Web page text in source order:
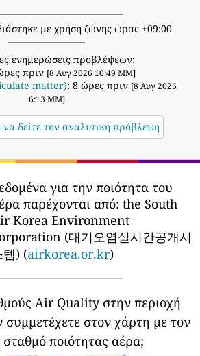
με χρήση ζώνης ώρας +09:00
ενημερώσεις προβλέψεων:
πριν [8 Αυγ 2026 10:49 ΜΜ]
matter): 8 ώρες πριν [8 Αυγ 2026
6:13 ΜΜ]
να δείτε την αναλυτική πρόβλεψη
για την ποιότητα του
παρέχονται από: the South
Korea Environment
(대기오염실시간공개시
템) (airkorea.or.kr)
Air Quality στην περιοχή
συμμετέχετε στον χάρτη με τον
σταθμό ποιότητας αέρα;